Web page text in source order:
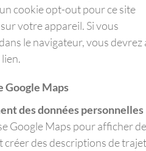
cookie opt-out pour ce site
votre appareil. Si vous
le navigateur, vous devrez
Google Maps
des données personnelles
Google Maps pour afficher
créer des descriptions de